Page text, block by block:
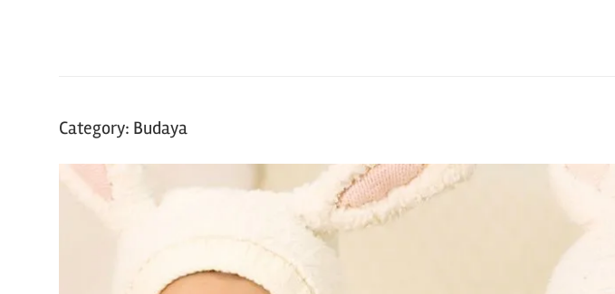
seputar
Jepang
Category: Budaya